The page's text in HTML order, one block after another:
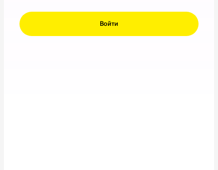
Войти